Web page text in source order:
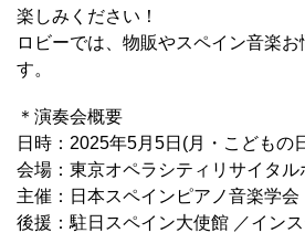
楽しみください！
ロビーでは、物販やスペイン音楽
す。
＊演奏会概要
日時：2025年5月5日(月・こどもの
会場：東京オペラシティリサイタル
主催：日本スペインピアノ音楽学会
後援：駐日スペイン大使館 ／イン